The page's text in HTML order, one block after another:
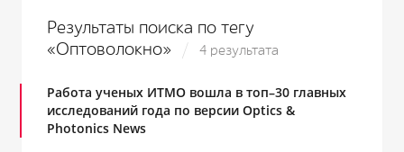
Результаты поиска по тегу
«Оптоволокно»
4 результата
Работа ученых ИТМО вошла в топ–30 главных
исследований года по версии Optics &
Photonics News